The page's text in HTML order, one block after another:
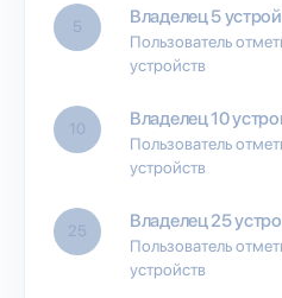
5 Владелец 5
Пользователь
устройств
10 Владелец 10
Пользователь
устройств
25 Владелец 25
Пользователь
устройств